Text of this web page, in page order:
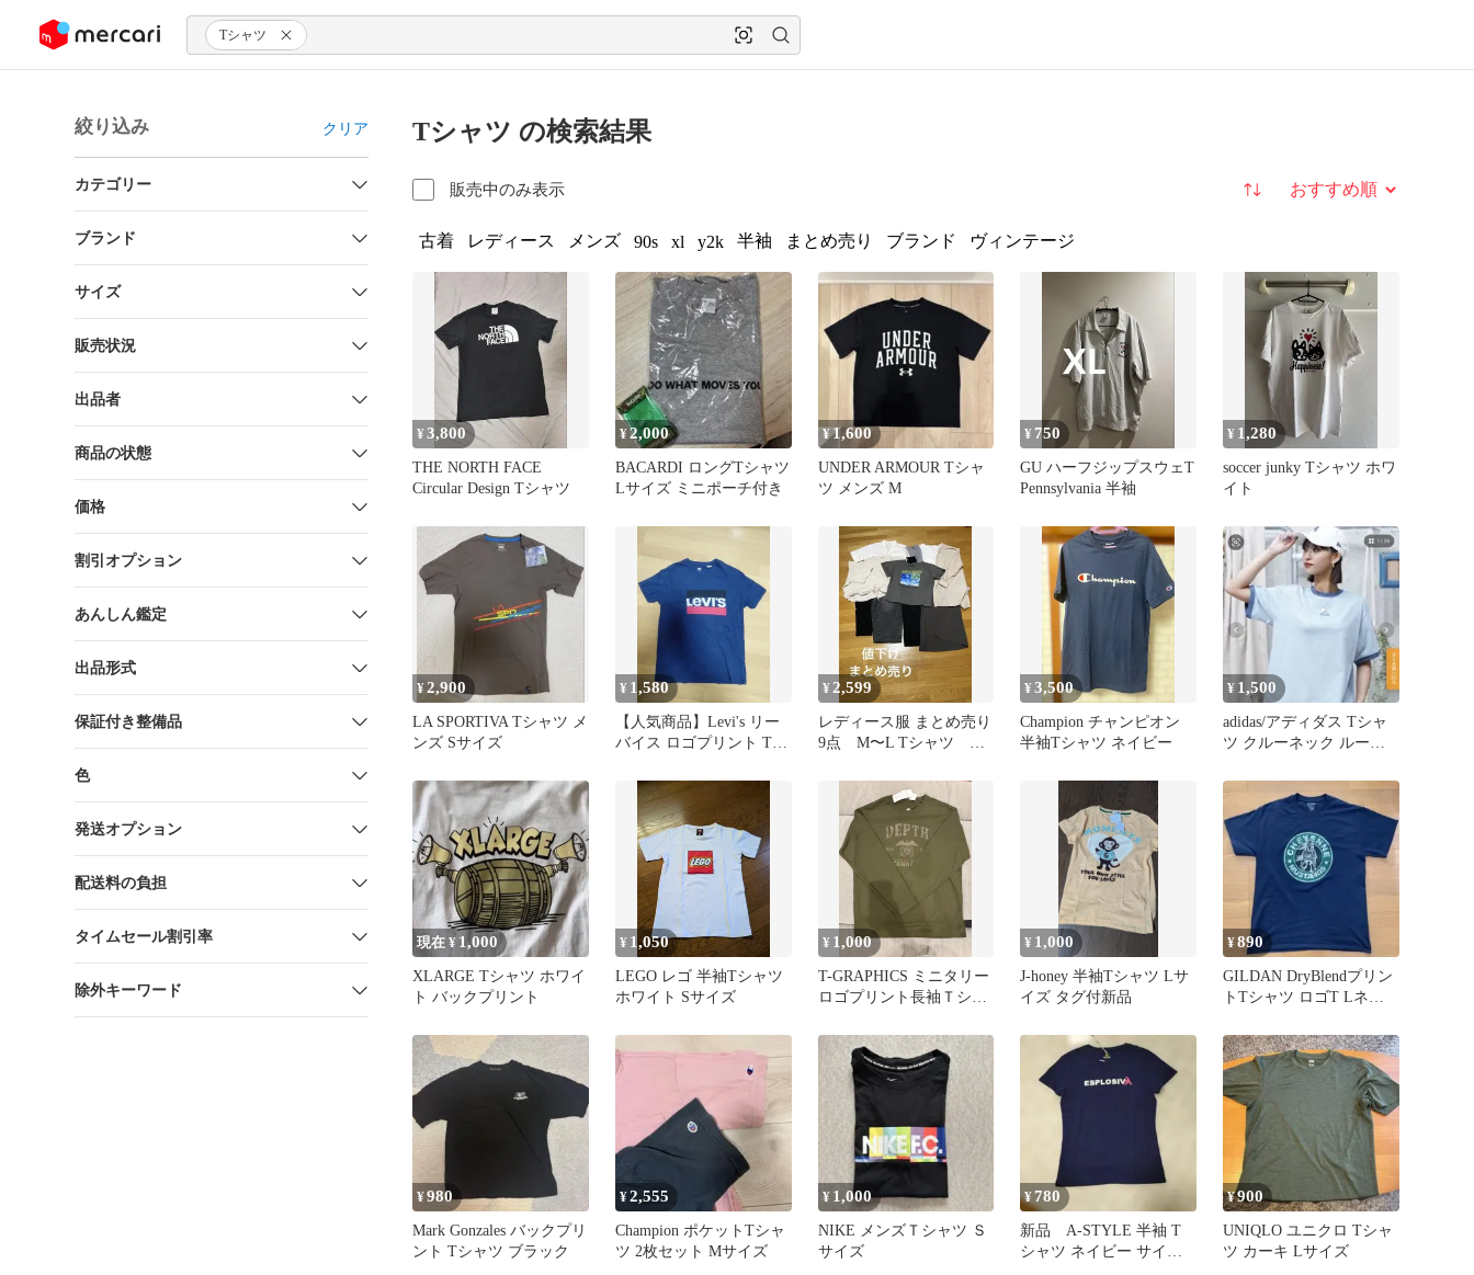
ツにスキップ Tシャツ
絞り込み クリア
カテゴリー
ブランド
サイズ
販売状況
出品者
商品の状態
価格
割引オプション
あんしん鑑定
出品形式
保証付き整備品
色
発送オプション
配送料の負担
タイムセール割引率
除外キーワード
Tシャツ の検索結果
販売中のみ表示 並び替え
古着 レディース メンズ 90s xl y2k 半袖 まとめ売り ブランド ヴィンテージ
¥3,800
THE NORTH FACE
Circular Design Tシャツ
¥2,000
BACARDI ロングTシャツ
Lサイズ ミニポーチ付き
¥1,600
UNDER ARMOUR Tシャ
ツ メンズ M
¥ 750
GU ハーフジップスウェT
Pennsylvania 半袖
¥ 1,280
soccer junky Tシャツ ホワ
イト
¥2,900
LA SPORTIVA Tシャツ メ
ンズ Sサイズ
¥ 1,580
【人気商品】Levi's リー
バイス ロゴプリント Tシ
¥ 2,599
レディース服 まとめ売り
9点 M〜L Tシャツ ブ
¥3,500
Champion チャンピオン
半袖Tシャツ ネイビー
¥ 1,500
adidas/アディダス Tシャ
ツ クルーネック ルーズ
現在 ¥ 1,000
XLARGE Tシャツ ホワイ
ト バックプリント
¥ 1,050
LEGO レゴ 半袖Tシャツ
ホワイト Sサイズ
¥ 1,000
T-GRAPHICS ミニタリー
ロゴプリント長袖Ｔシャ
¥ 1,000
J-honey 半袖Tシャツ Lサ
イズ タグ付新品
¥890
GILDAN DryBlendプリン
トTシャツ ロゴT Lネイ
¥980
Mark Gonzales バックプリ
ント Tシャツ ブラック
¥2,555
Champion ポケットTシャ
ツ 2枚セット Mサイズ
¥ 1,000
NIKE メンズＴシャツ Ｓ
サイズ
¥ 780
新品 A-STYLE 半袖 T
シャツ ネイビー サイズ
¥900
UNIQLO ユニクロ Tシャ
ツ カーキ Lサイズ